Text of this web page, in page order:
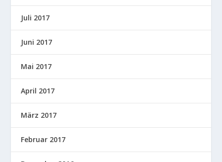
Juli 2017
Juni 2017
Mai 2017
April 2017
März 2017
Februar 2017